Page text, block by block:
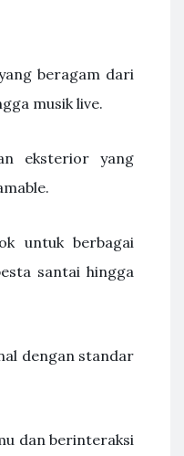
beragam dari
musik live.
eksterior yang
untuk berbagai
santai hingga
dengan standar
dan berinteraksi